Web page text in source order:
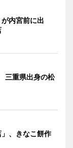
内宮前に出
三重県出身の松
、きなこ餅作